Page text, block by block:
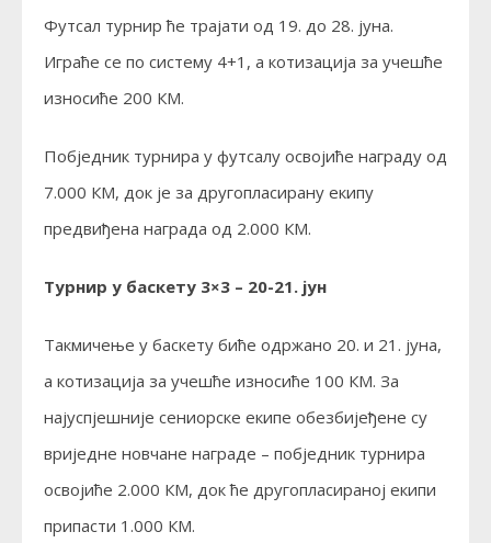
Футсал турнир ће трајати од 19. до 28. јуна.
Играће се по систему 4+1, а котизација за учешће
износиће 200 КМ.
Побједник турнира у футсалу освојиће награду од
7.000 КМ, док је за другопласирану екипу
предвиђена награда од 2.000 КМ.
Турнир у баскету 3×3 – 20-21. јун
Такмичење у баскету биће одржано 20. и 21. јуна,
а котизација за учешће износиће 100 КМ. За
најуспјешније сениорске екипе обезбијеђене су
вриједне новчане награде – побједник турнира
освојиће 2.000 КМ, док ће другопласираној екипи
припасти 1.000 КМ.